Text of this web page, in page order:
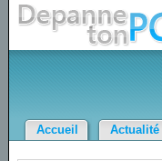
Accueil Actualité